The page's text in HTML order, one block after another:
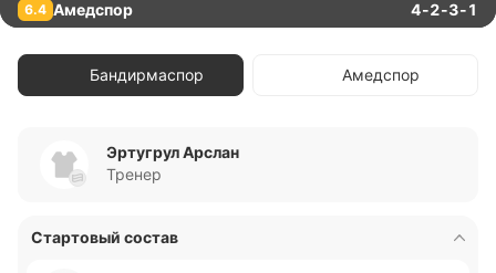
6.4 Амедспор 4-2-3-1
Бандирмаспор Амедспор
Эртугрул Арслан
Тренер
Стартовый состав